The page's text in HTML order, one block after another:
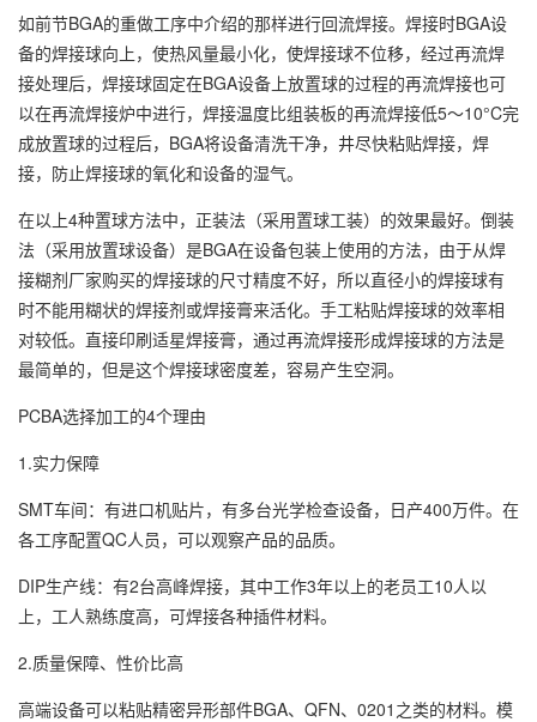
如前节BGA的重做工序中介绍的那样进行回流焊接。焊接时BGA设
备的焊接球向上，使热风量最小化，使焊接球不位移，经过再流焊
接处理后，焊接球固定在BGA设备上放置球的过程的再流焊接也可
以在再流焊接炉中进行，焊接温度比组装板的再流焊接低5～10°C完
成放置球的过程后，BGA将设备清洗干净，井尽快粘贴焊接，焊
接，防止焊接球的氧化和设备的湿气。
在以上4种置球方法中，正装法（采用置球工装）的效果最好。倒装
法（采用放置球设备）是BGA在设备包装上使用的方法，由于从焊
接糊剂厂家购买的焊接球的尺寸精度不好，所以直径小的焊接球有
时不能用糊状的焊接剂或焊接膏来活化。手工粘贴焊接球的效率相
对较低。直接印刷适星焊接膏，通过再流焊接形成焊接球的方法是
最简单的，但是这个焊接球密度差，容易产生空洞。
PCBA选择加工的4个理由
1.实力保障
SMT车间：有进口机贴片，有多台光学检查设备，日产400万件。在
各工序配置QC人员，可以观察产品的品质。
DIP生产线：有2台高峰焊接，其中工作3年以上的老员工10人以
上，工人熟练度高，可焊接各种插件材料。
2.质量保障、性价比高
高端设备可以粘贴精密异形部件BGA、QFN、0201之类的材料。模